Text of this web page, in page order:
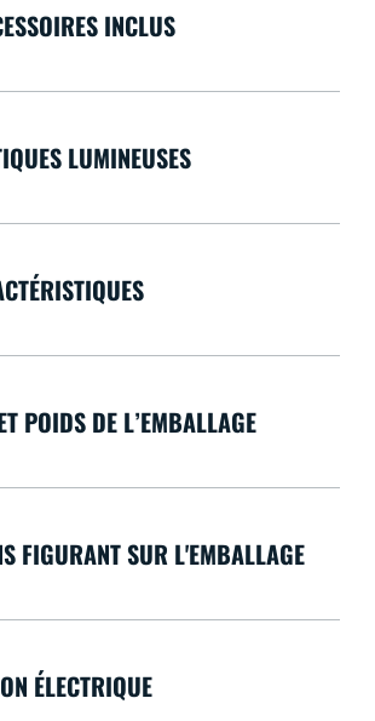
INCLUS
LUMINEUSES
POIDS DE L’EMBALLAGE
FIGURANT SUR L'EMBALLAGE
ÉLECTRIQUE